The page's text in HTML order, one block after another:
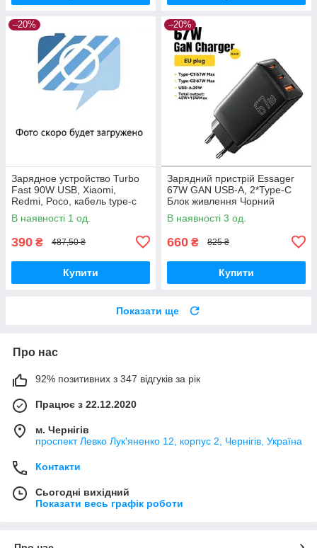
–20%
Зарядное устройство Turbo
Fast 90W USB, Xiaomi,
Redmi, Poco, кабель type-c
1м
В наявності 1 од.
390 ₴ 487,50 ₴
Купити
–20%
Зарядний пристрій Essager
67W GAN USB-A, 2*Type-C
Блок живлення Чорний
В наявності 3 од.
660 ₴ 825 ₴
Купити
Показати ще
Про нас
92% позитивних з 347 відгуків за рік
Працює з 22.12.2020
м. Чернігів
проспект Левко Лук'яненко 12, корпус 2, Чернігів, Україна
Контакти
Сьогодні вихідний
Показати весь графік роботи